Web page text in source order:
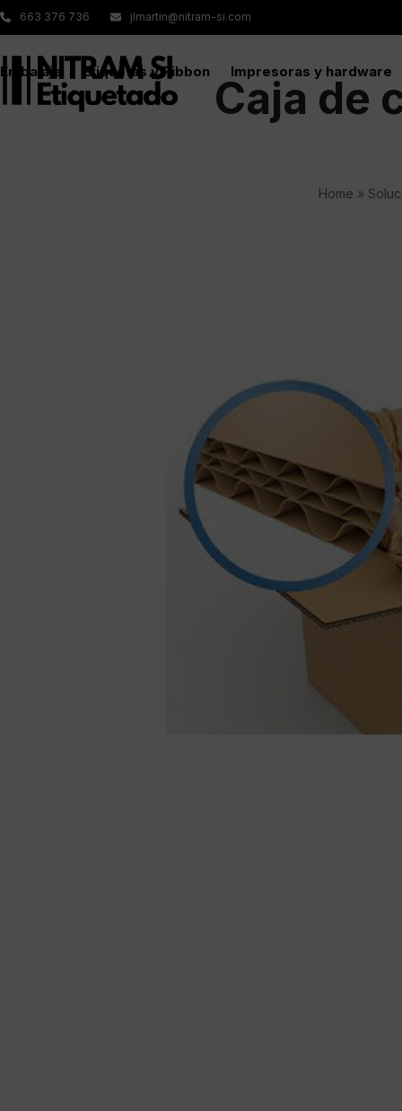
Skip
to
663 376 736 jlmartin@nitram-si.com
Embalaje Etiquetas y Ribbon Impresoras y hardware
Caja de
Home »